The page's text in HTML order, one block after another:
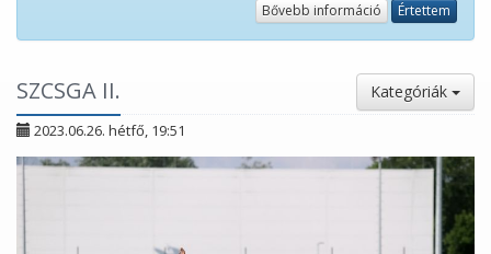
Bővebb információ Értettem
SZCSGA II. Kategóriák
2023.06.26. hétfő, 19:51